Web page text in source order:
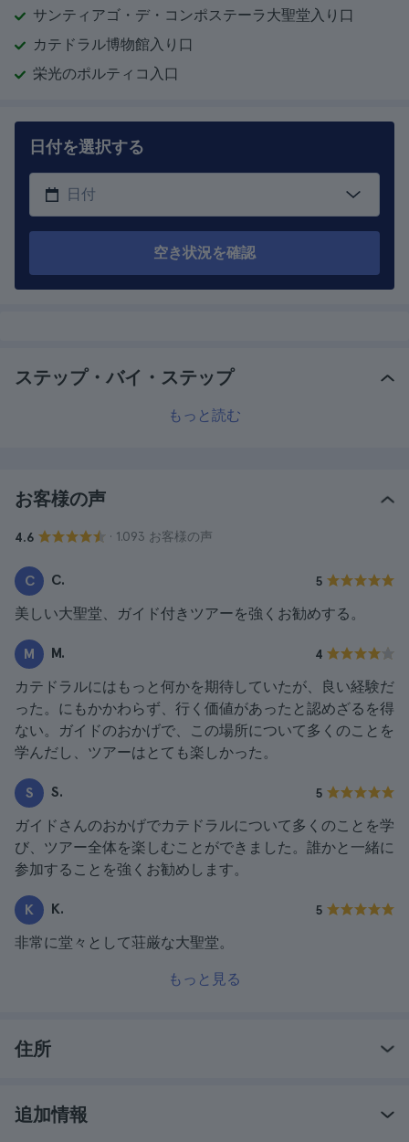
サンティアゴ・デ・コンポステーラ大聖堂入り口
カテドラル博物館入り口
栄光のポルティコ入口
日付を選択する
空き状況を確認
ステップ・バイ・ステップ
もっと読む
お客様の声
4.6 · 1.093 お客様の声
C C. 5
美しい大聖堂、ガイド付きツアーを強くお勧めする。
M M. 4
カテドラルにはもっと何かを期待していたが、良い経験だ
った。にもかかわらず、行く価値があったと認めざるを得
ない。ガイドのおかげで、この場所について多くのことを
学んだし、ツアーはとても楽しかった。
S S. 5
ガイドさんのおかげでカテドラルについて多くのことを学
び、ツアー全体を楽しむことができました。誰かと一緒に
参加することを強くお勧めします。
K K. 5
非常に堂々として荘厳な大聖堂。
もっと見る
住所
追加情報